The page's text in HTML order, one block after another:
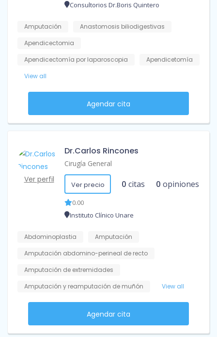
Consultorios Dr.Boris Quintero
Amputación
Anastomosis biliodigestivas
Apendicectomia
Apendicectomía por laparoscopia
Apendicetomía
View all
Agendar cita
Ver perfil
Dr.Carlos Rincones
Cirugía General
Ver precio 0 citas 0 opiniones
0.00
Instituto Clínico Unare
Abdominoplastia
Amputación
Amputación abdomino-perineal de recto
Amputación de extremidades
Amputación y reamputación de muñón
View all
Agendar cita